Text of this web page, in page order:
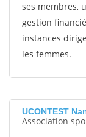
ses membres,
gestion
instances
les femmes.
UCONTEST
Association